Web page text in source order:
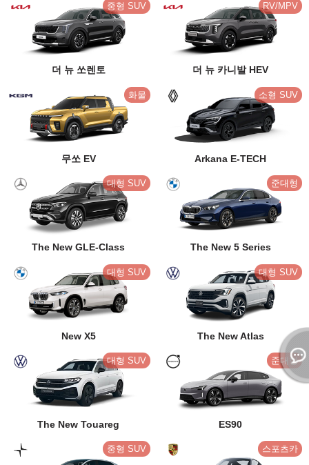
중형 SUV
더 뉴 쏘렌토
RV/MPV
더 뉴 카니발 HEV
화물
무쏘 EV
소형 SUV
Arkana E-TECH
대형 SUV
The New GLE-Class
준대형
The New 5 Series
대형 SUV
New X5
대형 SUV
The New Atlas
대형 SUV
The New Touareg
준대형
ES90
중형 SUV 스포츠카